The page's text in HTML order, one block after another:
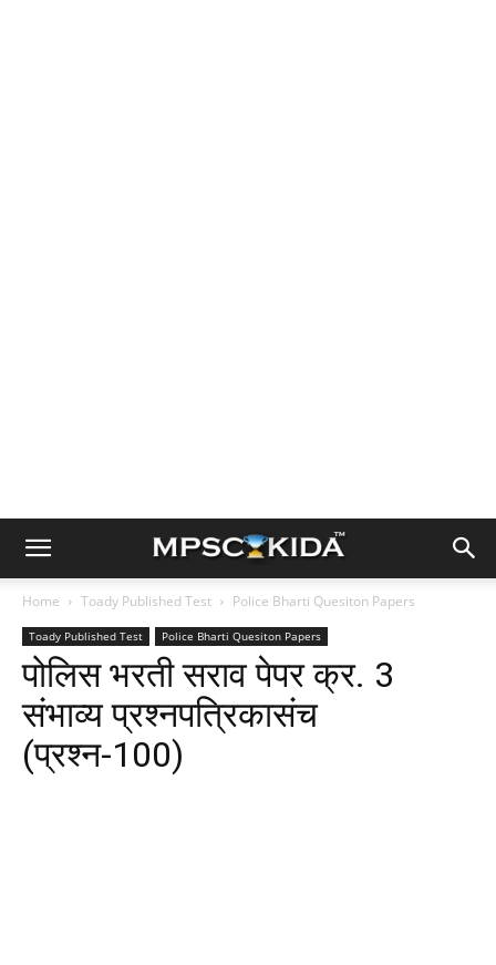
Home Toady Published Test Police Bharti Quesiton Papers
Toady Published Test Police Bharti Quesiton Papers
पोलिस भरती सराव पेपर क्र. 3
संभाव्य प्रश्नपत्रिकासंच
(प्रश्न-100)